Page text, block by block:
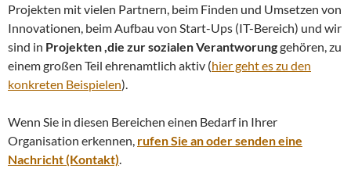
Projekten mit vielen Partnern, beim Finden und Umsetzen von
Innovationen, beim Aufbau von Start-Ups (IT-Bereich) und wir
sind in Projekten ,die zur sozialen Verantworunggehören, zu
einem großen Teil ehrenamtlich aktiv (hier geht es zu den
konkreten Beispielen).
Wenn Sie in diesen Bereichen einen Bedarf in Ihrer
Organisation erkennen, rufen Sie an oder senden eine
Nachricht (Kontakt)